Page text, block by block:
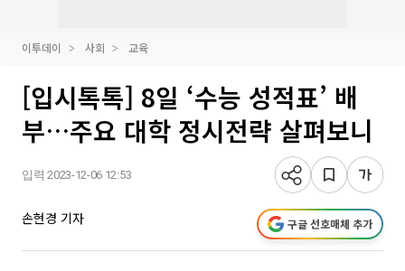
이투데이 사회 교육
[입시톡톡] 8일 ‘수능 성적표’ 배
부…주요 대학 정시전략 살펴보니
입력 2023-12-06 12:53
손현경 기자 구글 선호매체 추가